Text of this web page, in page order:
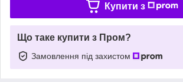
Купити з
Що таке купити з Пром?
Замовлення під захистом